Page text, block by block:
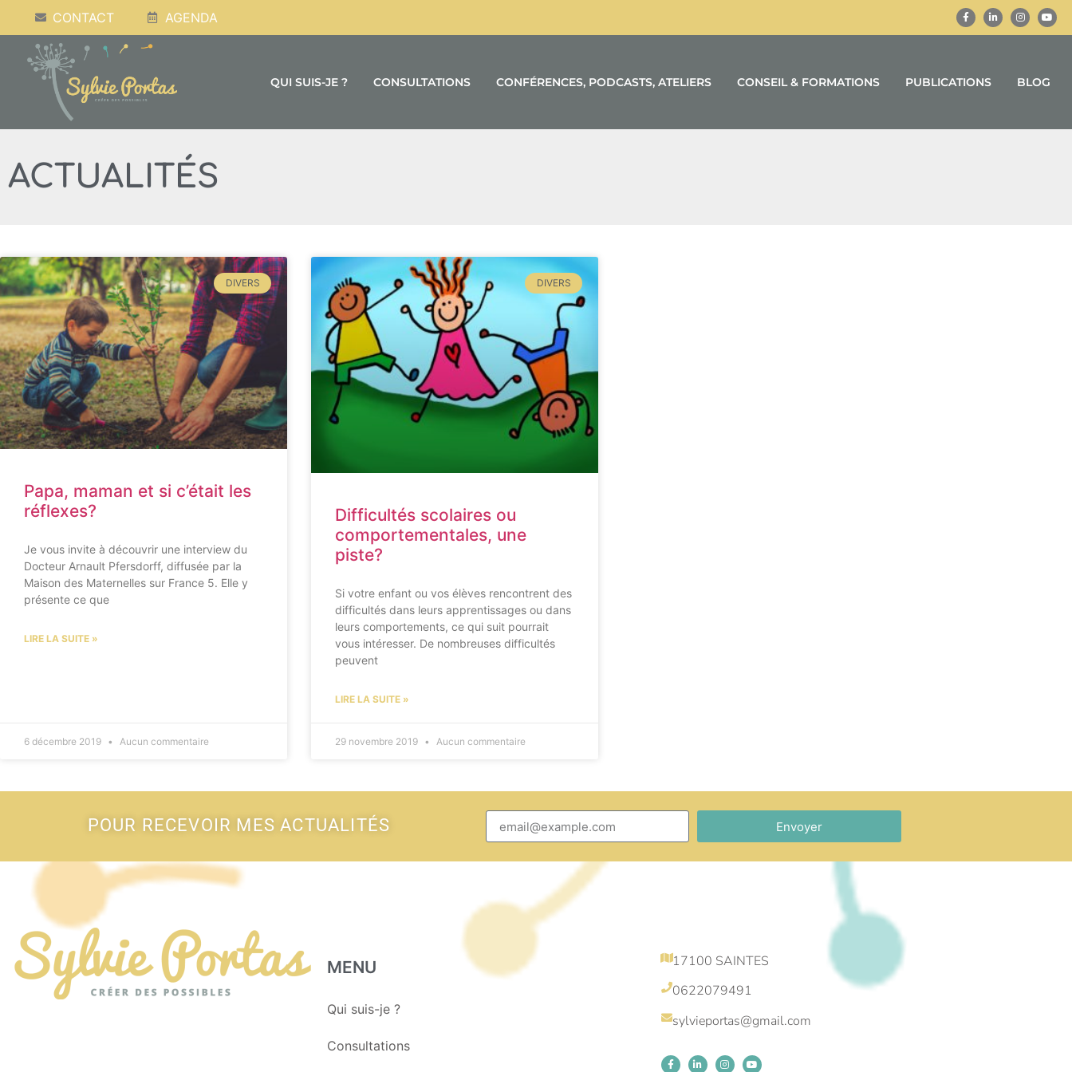
CONTACT AGENDA
QUI SUIS-JE ? CONSULTATIONS CONFÉRENCES, PODCASTS, ATELIERS CONSEIL & FORMATIONS PUBLICATIONS BLOG
ACTUALITÉS
DIVERS
Papa, maman et si c’était les
réflexes?
Je vous invite à découvrir une interview du
Docteur Arnault Pfersdorff, diffusée par la
Maison des Maternelles sur France 5. Elle y
présente ce que
LIRE LA SUITE »
6 décembre 2019 Aucun commentaire
DIVERS
Difficultés scolaires ou
comportementales, une
piste?
Si votre enfant ou vos élèves rencontrent des
difficultés dans leurs apprentissages ou dans
leurs comportements, ce qui suit pourrait
vous intéresser. De nombreuses difficultés
peuvent
LIRE LA SUITE »
29 novembre 2019 Aucun commentaire
POUR RECEVOIR MES ACTUALITÉS Envoyer
MENU
Qui suis-je ?
Consultations
17100 SAINTES
0622079491
sylvieportas@gmail.com